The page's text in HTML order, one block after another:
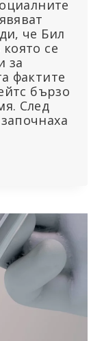
че Бил
се
за
фактите
бързо
След